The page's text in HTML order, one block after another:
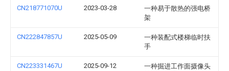
CN218771070U 2023-03-28
一种易于散热的强电桥
架
CN222847857U 2025-05-09
一种装配式楼梯临时扶
手
CN223331467U 2025-09-12
一种掘进工作面摄像头